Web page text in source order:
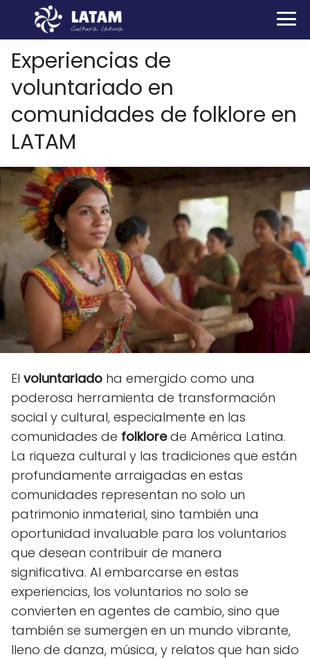
Experiencias de
voluntariado en
comunidades de folklore en
LATAM
El voluntariado ha emergido como una
poderosa herramienta de transformación
social y cultural, especialmente en las
comunidades de folklorede América Latina.
La riqueza cultural y las tradiciones que están
profundamente arraigadas en estas
comunidades representan no solo un
patrimonio inmaterial, sino también una
oportunidad invaluable para los voluntarios
que desean contribuir de manera
significativa. Al embarcarse en estas
experiencias, los voluntarios no solo se
convierten en agentes de cambio, sino que
también se sumergen en un mundo vibrante,
lleno de danza, música, y relatos que han sido